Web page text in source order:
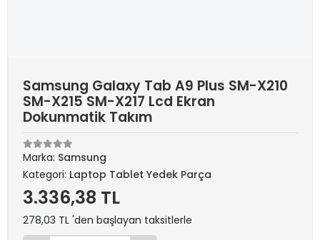
Samsung Galaxy Tab A9 Plus SM-X210
SM-X215 SM-X217 Lcd Ekran
Dokunmatik Takım
Marka: Samsung
Kategori: Laptop Tablet Yedek Parça
3.336,38 TL
278,03 TL 'den başlayan taksitlerle